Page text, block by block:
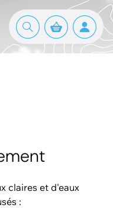
claires et d'eaux
: